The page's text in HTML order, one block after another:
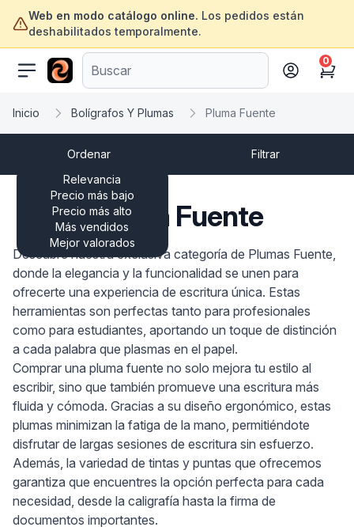
Web en modo catálogo online. Los pedidos están
deshabilitados temporalmente.
ofertasinformatica.com
Cart
0
Inicio Bolígrafos Y Plumas Pluma Fuente
Ordenar
Relevancia
Precio más bajo
Precio más alto
Más vendidos
Mejor valorados
Filtrar
Pluma Fuente
Descubre nuestra exclusiva categoría de Plumas Fuente,
donde la elegancia y la funcionalidad se unen para
ofrecerte una experiencia de escritura única. Estas
herramientas son perfectas tanto para profesionales
como para estudiantes, aportando un toque de distinción
a cada palabra que plasmas en el papel.
Comprar una pluma fuente no solo mejora tu estilo al
escribir, sino que también promueve una escritura más
fluida y cómoda. Gracias a su diseño ergonómico, estas
plumas minimizan la fatiga de la mano, permitiéndote
disfrutar de largas sesiones de escritura sin esfuerzo.
Además, la variedad de tintas y puntas que ofrecemos
garantiza que encuentres la opción perfecta para cada
necesidad, desde la caligrafía hasta la firma de
documentos importantes.